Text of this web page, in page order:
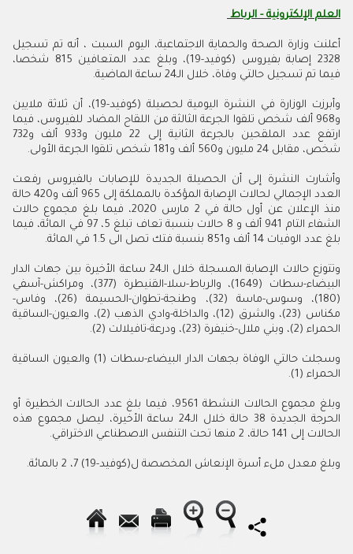
العلم الإلكترونية - الرباط
أعلنت وزارة الصحة والحماية الاجتماعية، اليوم السبت ، أنه تم تسجيل
2328 إصابة بفيروس (كوفيد-19)، وبلغ عدد المتعافين 815 شخصا،
فيما تم تسجيل حالتي وفاة، خلال الـ24 ساعة الماضية.
وأبرزت الوزارة في النشرة اليومية لحصيلة (كوفيد-19)، أن ثلاثة ملايين
و968 ألف شخص تلقوا الجرعة الثالثة من اللقاح المضاد للفيروس، فيما
ارتفع عدد الملقحين بالجرعة الثانية إلى 22 مليون و933 ألف و732
شخص، مقابل 24 مليون و560 ألف و181 شخص تلقوا الجرعة الأولى.
وأشارت النشرة إلى أن الحصيلة الجديدة للإصابات بالفيروس رفعت
العدد الإجمالي لحالات الإصابة المؤكدة بالمملكة إلى 965 ألف و420 حالة
منذ الإعلان عن أول حالة في 2 مارس 2020، فيما بلغ مجموع حالات
الشفاء التام 941 ألف و 8 حالات بنسبة تعاف تبلغ 5، 97 في المائة، فيما
بلغ عدد الوفيات 14 ألف و851 بنسبة فتك تصل الى 1.5 في المائة.
وتتوزع حالات الإصابة المسجلة خلال الـ24 ساعة الأخيرة بين جهات الدار
البيضاء-سطات (1649)، والرباط-سلا-القنيطرة (377)، ومراكش-آسفي
(180)، وسوس-ماسة (32)، وطنجة-تطوان-الحسيمة (26)، وفاس-
مكناس (23)، والشرق (12)، والداخلة-وادي الذهب (2)، والعيون-الساقية
الحمراء (2)، وبني ملال-خنيفرة (23)، ودرعة-تافيلالت (2).
وسجلت حالتي الوفاة بجهات الدار البيضاء-سطات (1) والعيون الساقية
الحمراء (1).
وبلغ مجموع الحالات النشطة 9561، فيما بلغ عدد الحالات الخطيرة أو
الحرجة الجديدة 38 حالة خلال الـ24 ساعة الأخيرة، ليصل مجموع هذه
الحالات إلى 141 حالة، 2 منها تحت التنفس الاصطناعي الاختراقي.
وبلغ معدل ملء أسرة الإنعاش المخصصة ل(كوفيد-19) 7، 2 بالمائة.